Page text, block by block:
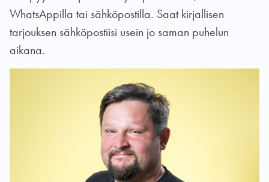
WhatsAppilla tai sähköpostilla. Saat kirjallisen
tarjouksen sähköpostiisi usein jo saman puhelun
aikana.